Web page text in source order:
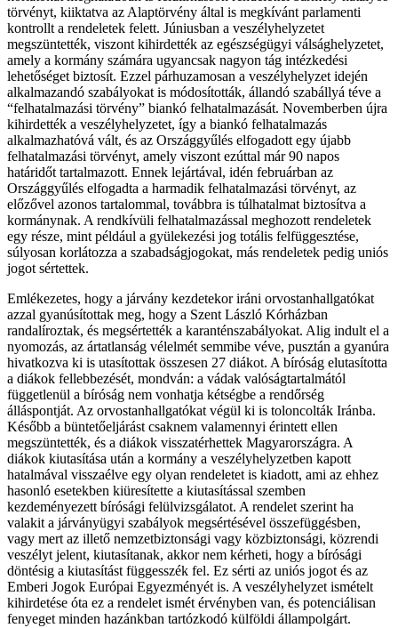
törvényt, kiiktatva az Alaptörvény által is megkívánt parlamenti
kontrollt a rendeletek felett. Júniusban a veszélyhelyzetet
megszüntették, viszont kihirdették az egészségügyi válsághelyzetet,
amely a kormány számára ugyancsak nagyon tág intézkedési
lehetőséget biztosít. Ezzel párhuzamosan a veszélyhelyzet idején
alkalmazandó szabályokat is módosították, állandó szabállyá téve a
“felhatalmazási törvény” biankó felhatalmazását. Novemberben újra
kihirdették a veszélyhelyzetet, így a biankó felhatalmazás
alkalmazhatóvá vált, és az Országgyűlés elfogadott egy újabb
felhatalmazási törvényt, amely viszont ezúttal már 90 napos
határidőt tartalmazott. Ennek lejártával, idén februárban az
Országgyűlés elfogadta a harmadik felhatalmazási törvényt, az
előzővel azonos tartalommal, továbbra is túlhatalmat biztosítva a
kormánynak. A rendkívüli felhatalmazással meghozott rendeletek
egy része, mint például a gyülekezési jog totális felfüggesztése,
súlyosan korlátozza a szabadságjogokat, más rendeletek pedig uniós
jogot sértettek.
Emlékezetes, hogy a járvány kezdetekor iráni orvostanhallgatókat
azzal gyanúsítottak meg, hogy a Szent László Kórházban
randalíroztak, és megsértették a karanténszabályokat. Alig indult el a
nyomozás, az ártatlanság vélelmét semmibe véve, pusztán a gyanúra
hivatkozva ki is utasítottak összesen 27 diákot. A bíróság elutasította
a diákok fellebbezését, mondván: a vádak valóságtartalmától
függetlenül a bíróság nem vonhatja kétségbe a rendőrség
álláspontját. Az orvostanhallgatókat végül ki is toloncolták Iránba.
Később a büntetőeljárást csaknem valamennyi érintett ellen
megszüntették, és a diákok visszatérhettek Magyarországra. A
diákok kiutasítása után a kormány a veszélyhelyzetben kapott
hatalmával visszaélve egy olyan rendeletet is kiadott, ami az ehhez
hasonló esetekben kiüresítette a kiutasítással szemben
kezdeményezett bírósági felülvizsgálatot. A rendelet szerint ha
valakit a járványügyi szabályok megsértésével összefüggésben,
vagy mert az illető nemzetbiztonsági vagy közbiztonsági, közrendi
veszélyt jelent, kiutasítanak, akkor nem kérheti, hogy a bírósági
döntésig a kiutasítást függesszék fel. Ez sérti az uniós jogot és az
Emberi Jogok Európai Egyezményét is. A veszélyhelyzet ismételt
kihirdetése óta ez a rendelet ismét érvényben van, és potenciálisan
fenyeget minden hazánkban tartózkodó külföldi állampolgárt.